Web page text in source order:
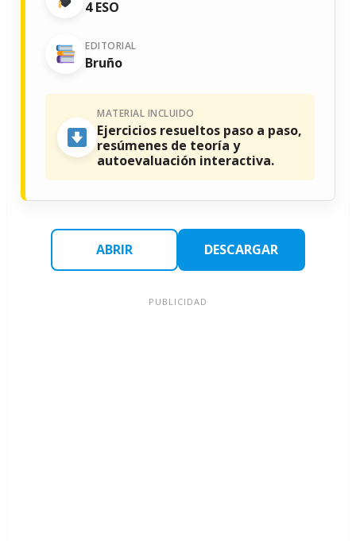
4 ESO
EDITORIAL
Bruño
MATERIAL INCLUIDO
Ejercicios resueltos paso a paso,
resúmenes de teoría y
autoevaluación interactiva.
ABRIR DESCARGAR